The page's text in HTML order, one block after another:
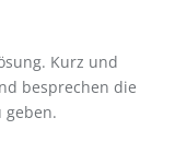
Kurz und
besprechen die
geben.